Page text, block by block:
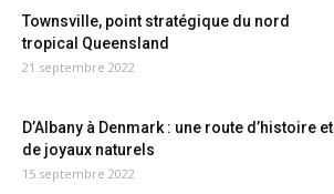
Townsville, point stratégique du nord
tropical Queensland
21 septembre 2022
D’Albany à Denmark : une route d’histoire et
de joyaux naturels
15 septembre 2022